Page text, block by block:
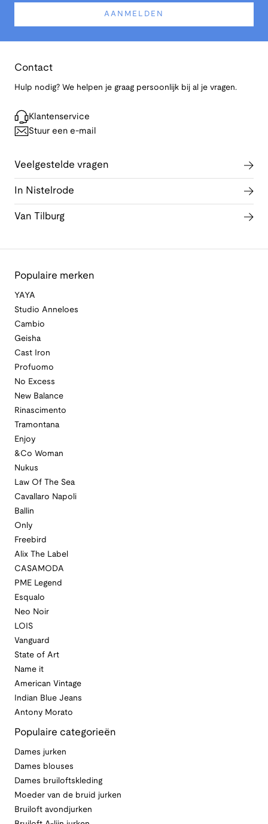
AANMELDEN
Contact
Hulp nodig? We helpen je graag persoonlijk bij al je vragen.
Klantenservice
Stuur een e-mail
Veelgestelde vragen
In Nistelrode
Van Tilburg
Populaire merken
YAYA
Studio Anneloes
Cambio
Geisha
Cast Iron
Profuomo
No Excess
New Balance
Rinascimento
Tramontana
Enjoy
&Co Woman
Nukus
Law Of The Sea
Cavallaro Napoli
Ballin
Only
Freebird
Alix The Label
CASAMODA
PME Legend
Esqualo
Neo Noir
LOIS
Vanguard
State of Art
Name it
American Vintage
Indian Blue Jeans
Antony Morato
Populaire categorieën
Dames jurken
Dames blouses
Dames bruiloftskleding
Moeder van de bruid jurken
Bruiloft avondjurken